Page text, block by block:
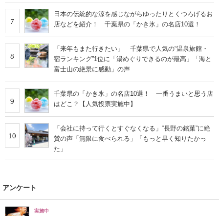
7
日本の伝統的な涼を感じながらゆったりとくつろげるお
店などを紹介！ 千葉県の「かき氷」の名店10選！
8
「来年もまた行きたい」 千葉県で人気の“温泉旅館・
宿ランキング”1位に「湯めぐりできるのが最高」「海と
富士山の絶景に感動」の声
9
千葉県の「かき氷」の名店10選！ 一番うまいと思う店
はどこ？【人気投票実施中】
10
「会社に持って行くとすぐなくなる」“長野の銘菓”に絶
賛の声「無限に食べられる」「もっと早く知りたかっ
た」
アンケート
実施中